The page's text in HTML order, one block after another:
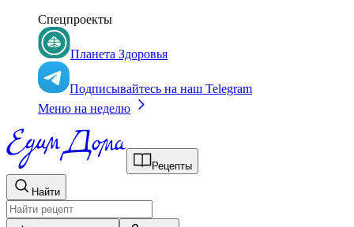
Спецпроекты
Планета Здоровья
Подписывайтесь на наш Telegram
Меню на неделю
Рецепты
Найти